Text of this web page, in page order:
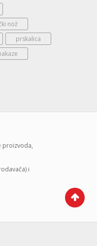
nož
prskalica
proizvoda,
i